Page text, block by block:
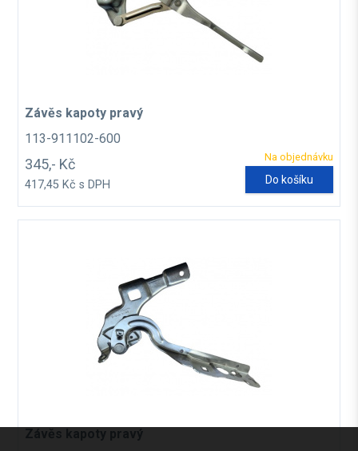
Závěs kapoty pravý
113-911102-600
Na objednávku
345,- Kč
417,45 Kč s DPH Do košíku
Závěs kapoty pravý